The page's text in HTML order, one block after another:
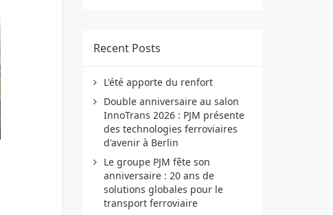
Recent Posts
L'été apporte du renfort
Double anniversaire au salon
InnoTrans 2026 : PJM présente
des technologies ferroviaires
d'avenir à Berlin
Le groupe PJM fête son
anniversaire : 20 ans de
solutions globales pour le
transport ferroviaire